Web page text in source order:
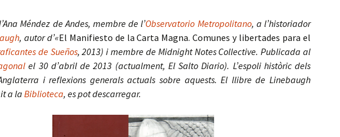
Méndez de Andes, membre de l’Observatorio Metropolitano, a l’historiador
, autor d’«El Manifiesto de la Carta Magna. Comunes y libertades para el
de Sueños, 2013) i membre de Midnight Notes Collective. Publicada al
el 30 d’abril de 2013 (actualment, El Salto Diario). L’espoli històric dels
i reflexions generals actuals sobre aquests. El llibre de Linebaugh
a laBiblioteca, es pot descarregar.